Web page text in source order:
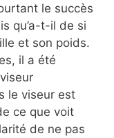
le succès
qu’a-t-il de si
et son poids.
il a été
le viseur est
ce que voit
de ne pas